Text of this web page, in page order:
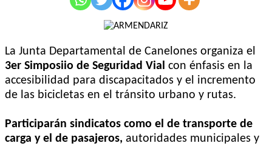
La Junta Departamental de Canelones organiza el
3er Simposiio de Seguridad Vial con énfasis en la
accesibilidad para discapacitados y el incremento
de las bicicletas en el tránsito urbano y rutas.
Participarán sindicatos como el de transporte de
carga y el de pasajeros, autoridades municipales y